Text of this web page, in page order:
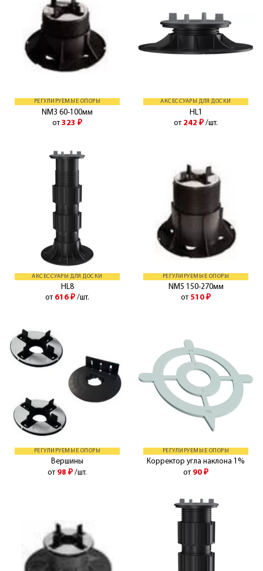
РЕГУЛИРУЕМЫЕ ОПОРЫ
NM3 60-100мм
от 323 ₽
АКСЕССУАРЫ ДЛЯ ДОСКИ
HL1
от 242 ₽ /шт.
АКСЕССУАРЫ ДЛЯ ДОСКИ
HL8
от 616 ₽ /шт.
РЕГУЛИРУЕМЫЕ ОПОРЫ
NM5 150-270мм
от 510 ₽
РЕГУЛИРУЕМЫЕ ОПОРЫ
Вершины
от 98 ₽ /шт.
РЕГУЛИРУЕМЫЕ ОПОРЫ
Корректор угла наклона 1%
от 90 ₽